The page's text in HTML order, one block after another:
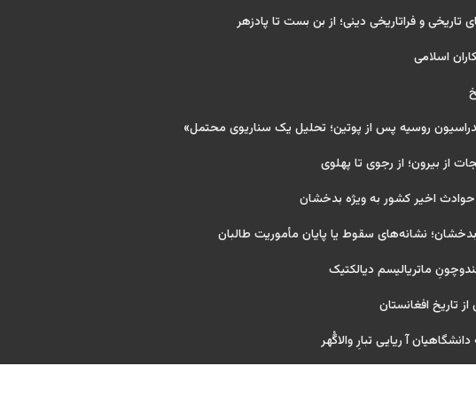
تاریخی و فراتاریخی دینی؛ از بن بست تا پادزهر
اسلامی
روسیه پس از پوتین؛ تحلیل یک سناریوی محتمل»
از بیرون؛ از رجوی تا پهلوی
حوادث اخیر کشور به ویژه بدخشان
نشانه‌های سقوط یا پایان مأموریت طالبان
ماتریالیسم دیالکتیک
تاریخ افغانستان
دانشگاهیان آ ریایی تبارِ والاگُهر